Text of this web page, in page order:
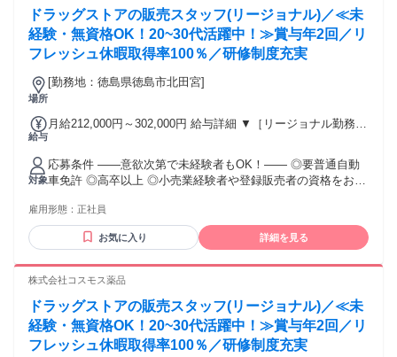
残業時間22ｈ） ※赴任住宅手当3万円込み（家賃6万円の物件
入居の場合） 勤務形態やエリアによって異なります。 詳細に
ついては【勤務地範囲と給与について】をご確認ください。
ドラッグストアの販売スタッフ(リージョナル)／≪未
経験・無資格OK！20~30代活躍中！≫賞与年2回／リ
フレッシュ休暇取得率100％／研修制度充実
場所
[勤務地：徳島県徳島市北田宮]
給与
月給212,000円～302,000円 給与詳細 ▼［リージョナル勤務］
（残業時間 月2h程度） 247,000円～277,000円 【スキルアッ
プコース】早期キャリアアップを目指したい方向け 271,000円
～317,600円 （15ｈ分時間外手当含む。実際の残業時間11
ｈ） ※赴任住宅手当3万円込み（家賃6万円の物件入居の場
344,300円 （29ｈ分時間外手当含む。実際の残業時間16.5ｈ）
※赴任住宅手当3万円込み（家賃6万円の物件入居の場合）
【経験者B】小売業で店長・マネジメント職経験者(登録販売
者)) 309,300円～376,200円 （39ｈ分時間外手当含む。実際の
残業時間22ｈ） ※赴任住宅手当3万円込み（家賃6万円の物件
入居の場合） 勤務形態やエリアによって異なります。 詳細に
ついては【勤務地範囲と給与について】をご確認ください。
対象
応募条件 ――意欲次第で未経験者もOK！―― ◎要普通自動
車免許 ◎高卒以上 ◎小売業経験者や登録販売者の資格をお持
後、資格取得を目指すことも可能。研修や講習会もあり。 ※
同業界からの転職者が増えてきており、入社後活躍に繋がっ
ています。もちろん異業界からの応募や、第二新卒者も含め
雇用形態： 正社員
お気に入り 詳細を見る
株式会社コスモス薬品
ドラッグストアの販売スタッフ(リージョナル)／≪未
経験・無資格OK！20~30代活躍中！≫賞与年2回／リ
フレッシュ休暇取得率100％／研修制度充実